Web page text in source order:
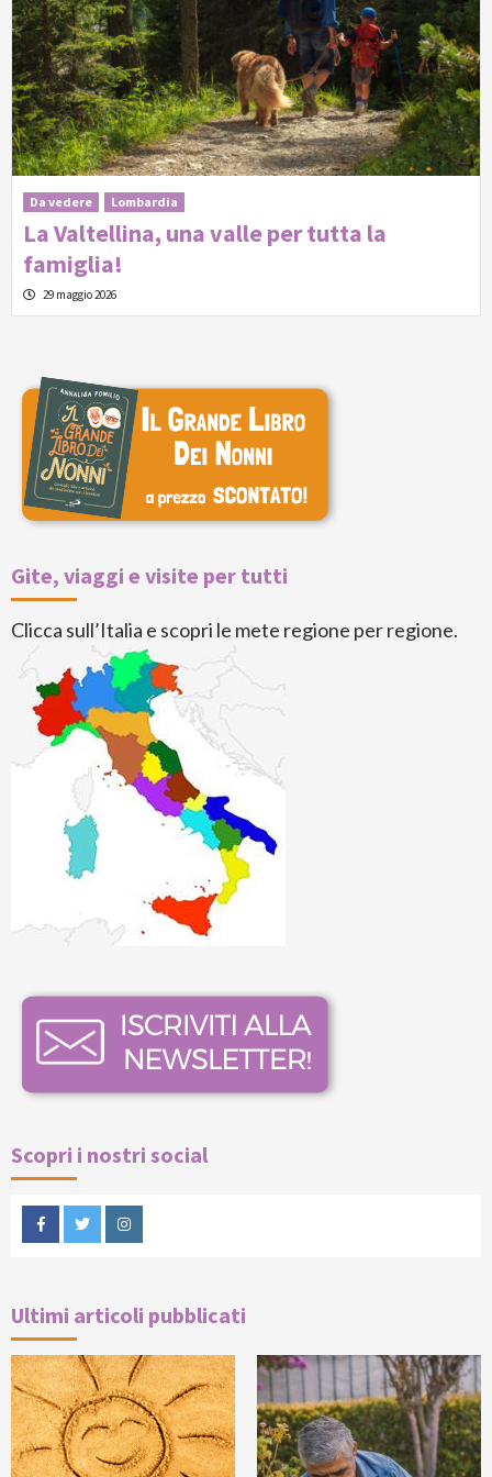
Da vedere Lombardia
La Valtellina, una valle per tutta la
famiglia!
29 maggio 2026
Gite, viaggi e visite per tutti
Clicca sull’Italia e scopri le mete regione per regione.
Scopri i nostri social
FacebookTwitterInstagram
Ultimi articoli pubblicati